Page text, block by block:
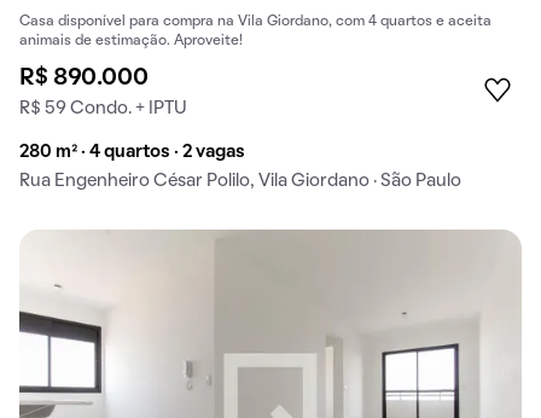
Casa disponível para compra na Vila Giordano, com 4 quartos e aceita
animais de estimação. Aproveite!
R$ 890.000
R$ 59 Condo. + IPTU
280 m² · 4 quartos · 2 vagas
Rua Engenheiro César Polilo, Vila Giordano · São Paulo